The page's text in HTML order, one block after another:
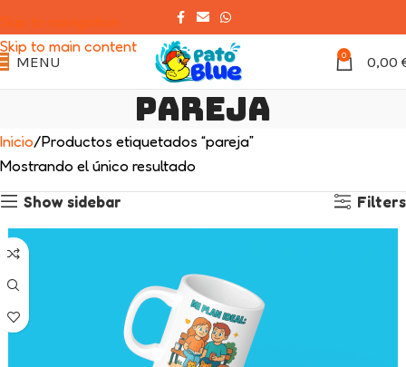
Skip to navigation
Skip to main content
MENU 0 0,00
pareja
Inicio Productos etiquetados “pareja”
Mostrando el único resultado
Show sidebar
Filters